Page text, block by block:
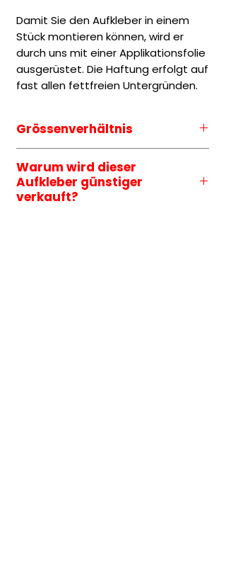
Damit Sie den Aufkleber in einem
Stück montieren können, wird er
durch uns mit einer Applikationsfolie
ausgerüstet. Die Haftung erfolgt auf
fast allen fettfreien Untergründen.
Grössenverhältnis
immer der längeren Seite des
Motives.
Warum wird dieser
Aufkleber günstiger
verkauft?